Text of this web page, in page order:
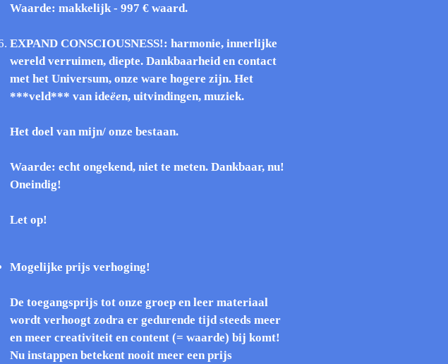
Waarde: makkelijk - 997 € waard.
EXPAND CONSCIOUSNESS!: harmonie, innerlijke
wereld verruimen, diepte. Dankbaarheid en contact
met het Universum, onze ware hogere zijn. Het
***veld*** van ideëen, uitvindingen, muziek.
Het doel van mijn/ onze bestaan.
Waarde: echt ongekend, niet te meten. Dankbaar, nu!
Oneindig!
Let op!
Mogelijke prijs verhoging!
De toegangsprijs tot onze groep en leer materiaal
wordt verhoogt zodra er gedurende tijd steeds meer
en meer creativiteit en content (= waarde) bij komt!
Nu instappen betekent nooit meer een prijs